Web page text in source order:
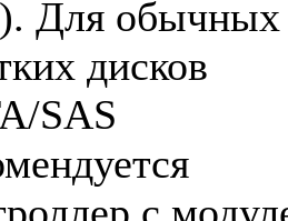
Для обычных
дисков
SAS